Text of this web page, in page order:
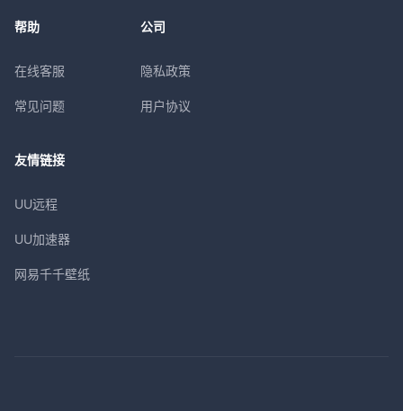
帮助
在线客服
常见问题
公司
隐私政策
用户协议
友情链接
UU远程
UU加速器
网易千千壁纸